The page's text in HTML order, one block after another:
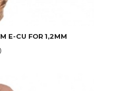
E-CU FOR 1,2MM